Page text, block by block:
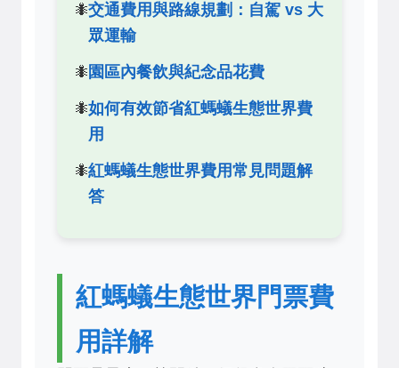
交通費用與路線規劃：自駕 vs 大
眾運輸
園區內餐飲與紀念品花費
如何有效節省紅螞蟻生態世界費
用
紅螞蟻生態世界費用常見問題解
答
紅螞蟻生態世界門票費
用詳解